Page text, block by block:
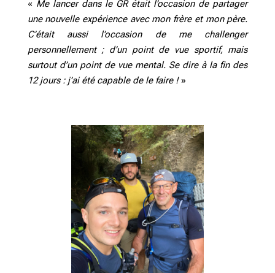
« Me lancer dans le GR était l’occasion de partager
une nouvelle expérience avec mon frère et mon père.
C’était aussi l’occasion de me challenger
personnellement ; d’un point de vue sportif, mais
surtout d’un point de vue mental. Se dire à la fin des
12 jours : j’ai été capable de le faire !»